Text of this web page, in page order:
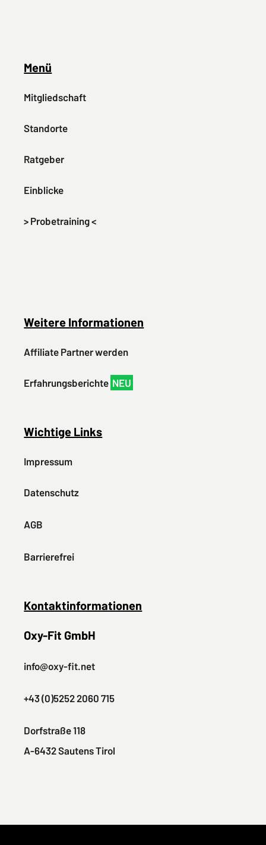
Menü
Mitgliedschaft
Standorte
Ratgeber
Einblicke
> Probetraining <
Weitere Informationen
Affiliate Partner werden
Erfahrungsberichte NEU
Wichtige Links
Impressum
Datenschutz
AGB
Barrierefrei
Kontaktinformationen
Oxy-Fit GmbH
info@oxy-fit.net
+43 (0)5252 2060 715
Dorfstraße 118
A-6432 Sautens Tirol